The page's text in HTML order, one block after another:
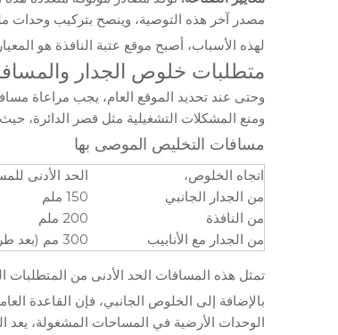
مصدر آخر هذه التوصية، وينصح بتركيب وحدات
لهذه الأسباب، أصبح موقع عتبة النافذة هو
متطلبات خلوص الجدار
وحتى عند تحديد الموقع العام، يجب مراعاة
ومنع المشكلات التشغيلية مثل قصر الدائرة،
مسافات التخليص الموصى بها
اتجاه الخلوص، الحد الأدنى
من الجدار الجانبي
150 ملم
من النافذة
200 ملم
من الجدار مع الأنابيب
300 مم (بعد طرح حجم صندوق الهواء الراجع)
تمثل هذه المسافات الحد الأدنى من المتطلبات
الوحدات الأرضية في المساحات المشغولة، يعد